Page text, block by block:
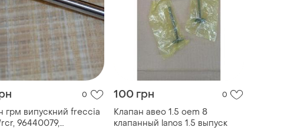
0
грм випускний freccia
96440079,
100 грн 0
Клапан авео 1.5 oem 8
клапанный lanos 1.5 выпуск